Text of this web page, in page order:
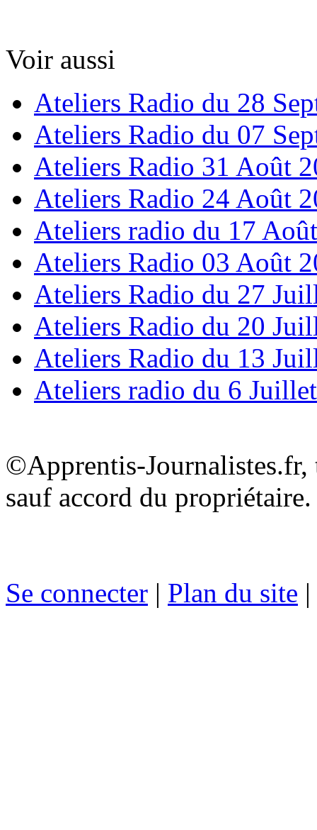
Voir aussi
Ateliers Radio du 28
Ateliers Radio du 07
Ateliers Radio 31 Août
Ateliers Radio 24 Août
Ateliers radio du 17
Ateliers Radio 03 Août
Ateliers Radio du 27
Ateliers Radio du 20
Ateliers Radio du 13
Ateliers radio du 6
©Apprentis-
sauf accord du propriétaire.
Se connecter | Plan du site |